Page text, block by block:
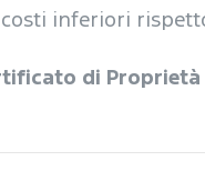
inferiori
di Proprietà